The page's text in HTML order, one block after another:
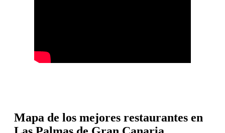
Mapa de los mejores restaurantes en